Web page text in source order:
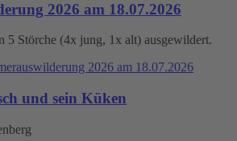
2026 am 18.07.2026
5 Störche (4x jung, 1x alt) ausgewildert.
2026 am 18.07.2026
und sein Küken